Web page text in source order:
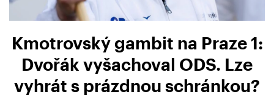
Kmotrovský gambit na Praze 1:
Dvořák vyšachoval ODS. Lze
vyhrát s prázdnou schránkou?